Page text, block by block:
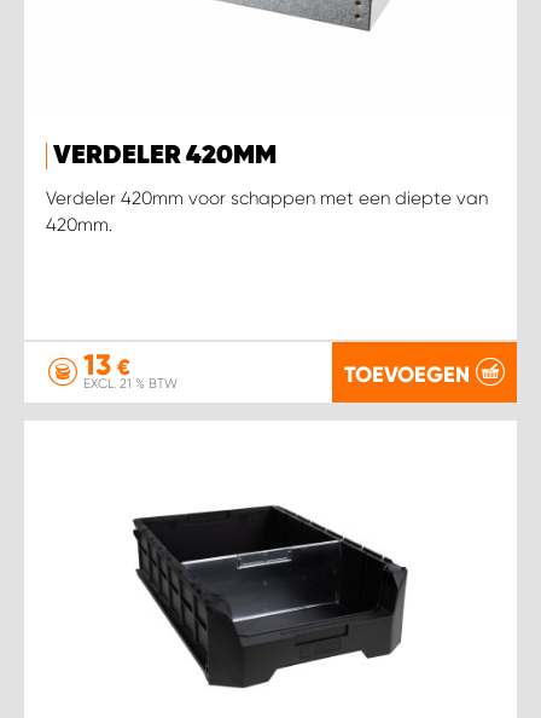
VERDELER 420MM
Verdeler 420mm voor schappen met een diepte van
420mm.
13 €
EXCL. 21 % BTW TOEVOEGEN